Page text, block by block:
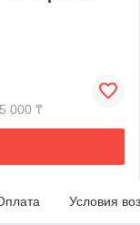
000 ₸
Условия